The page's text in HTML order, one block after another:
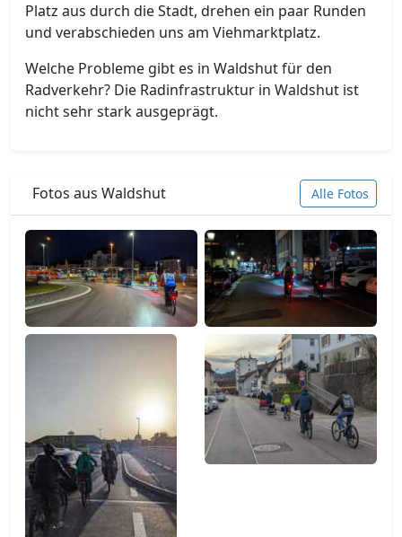
Platz aus durch die Stadt, drehen ein paar Runden
und verabschieden uns am Viehmarktplatz.
Welche Probleme gibt es in Waldshut für den
Radverkehr? Die Radinfrastruktur in Waldshut ist
nicht sehr stark ausgeprägt.
Fotos aus Waldshut Alle Fotos